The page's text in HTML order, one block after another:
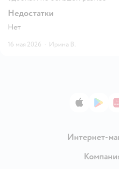
Недостатки
Нет
16 мая 2026 · Ирина В.
App Store
Интернет-
Доставка и